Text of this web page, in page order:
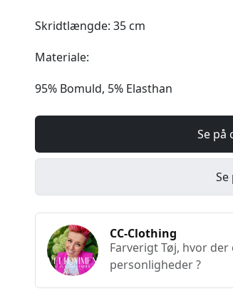
Skridtlængde: 35 cm
Materiale:
95% Bomuld, 5% Elasthan
Se på
CC-Clothing
Farverigt Tøj, hvor
personligheder ?